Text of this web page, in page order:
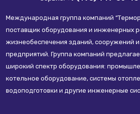
Международная группа компаний
поставщик оборудования и инженерных
жизнеобеспечения зданий, сооружений
предприятий. Группа компаний
широкий спектр оборудования:
котельное оборудование, системы
водоподготовки и другие инженерные